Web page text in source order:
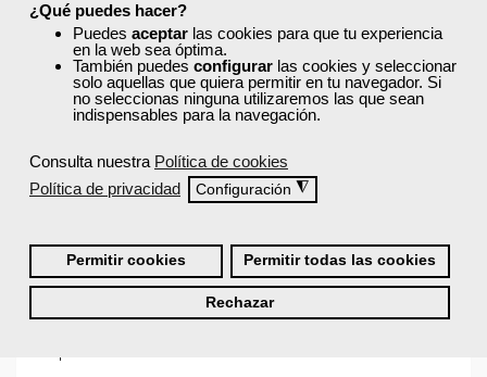
¿Qué puedes hacer?
Puedes aceptar las cookies para que tu experiencia
en la web sea óptima.
También puedes configurar las cookies y seleccionar
solo aquellas que quiera permitir en tu navegador. Si
no seleccionas ninguna utilizaremos las que sean
indispensables para la navegación.
Consulta nuestra Política de cookies
Política de privacidad
Configuración ◮
Permitir cookies Permitir todas las cookies
Rechazar
¿Qué ofrece Femxa al alumno una vez
finaliza su formación?
¿Recibiré un certificado al finalizar un
¡Únete a la Comunidad Femxa!